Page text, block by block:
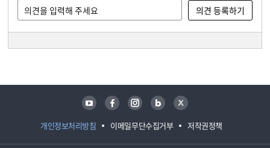
개인정보처리방침 이메일무단수집거부 저작권정책
유튜브 페이스북 인스타그램 블로그 트위터